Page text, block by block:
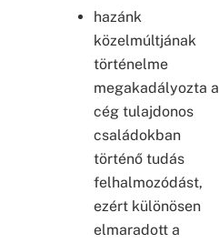
hazánk
közelmúltjának
történelme
megakadályozta a
cég tulajdonos
családokban
történő tudás
felhalmozódást,
ezért különösen
elmaradott a